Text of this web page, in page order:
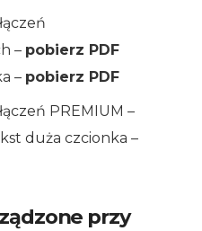
– pobierz PDF
– pobierz PDF
PREMIUM –
duża czcionka –
przy